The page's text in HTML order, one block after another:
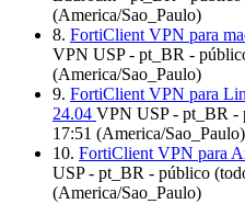
(America/Sao_Paulo)
8. FortiClient VPN para
VPN USP - pt_BR -
(America/Sao_Paulo)
9. FortiClient VPN para
24.04 VPN USP - pt_BR -
17:51 (America/Sao_Paulo)
10. FortiClient VPN para
USP - pt_BR - público
(America/Sao_Paulo)